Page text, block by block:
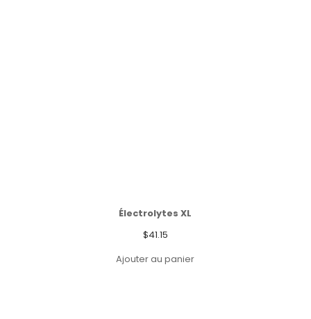
Électrolytes XL
$41.15
Ajouter au panier